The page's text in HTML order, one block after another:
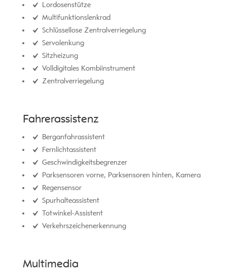
Lordosenstütze
Multifunktionslenkrad
Schlüssellose Zentralverriegelung
Servolenkung
Sitzheizung
Volldigitales Kombiinstrument
Zentralverriegelung
Fahrerassistenz
Berganfahrassistent
Fernlichtassistent
Geschwindigkeitsbegrenzer
Parksensoren vorne, Parksensoren hinten, Kamera
Regensensor
Spurhalteassistent
Totwinkel-Assistent
Verkehrszeichenerkennung
Multimedia